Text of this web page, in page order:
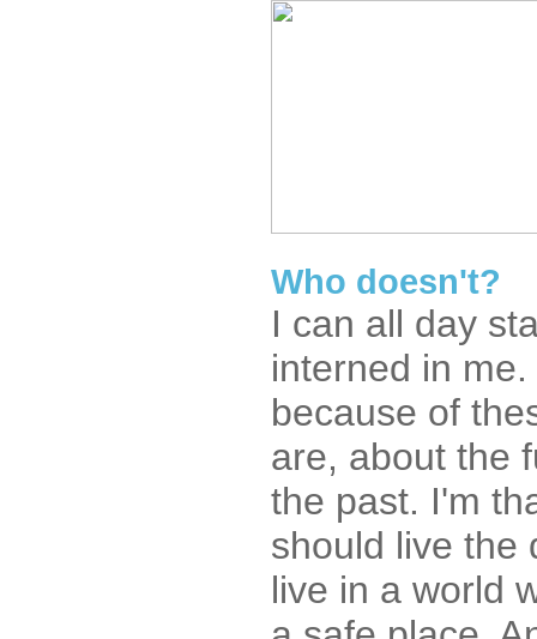
Who doesn't?
I can all day
interned in
because of
are, about the
the past. I'm
should live the
live in a world